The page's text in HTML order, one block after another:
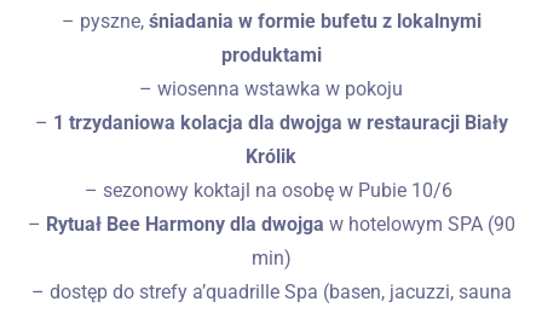
– pyszne, śniadania w formie bufetu z lokalnymi
produktami
– wiosenna wstawka w pokoju
– 1 trzydaniowa kolacja dla dwojga w restauracji Biały
Królik
– sezonowy koktajl na osobę w Pubie 10/6
– Rytuał Bee Harmony dla dwojga w hotelowym SPA (90
min)
– dostęp do strefy a’quadrille Spa (basen, jacuzzi, sauna